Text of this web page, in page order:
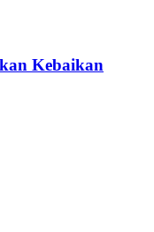
Kebaikan